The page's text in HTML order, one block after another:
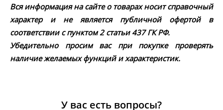
Вся информация на сайте о товарах носит справочный
характер и не является публичной офертой в
соответствии с пунктом 2 статьи 437 ГК РФ.
Убедительно просим вас при покупке проверять
наличие желаемых функций и характеристик.
У вас есть вопросы?